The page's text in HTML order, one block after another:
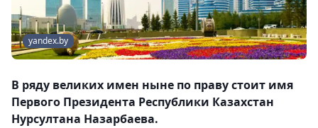
yandex.by
В ряду великих имен ныне по праву стоит имя
Первого Президента Республики Казахстан
Нурсултана Назарбаева.